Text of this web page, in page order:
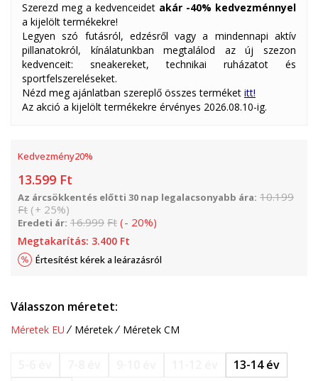
Szerezd meg a kedvenceidet akár -40% kedvezménnyel
a kijelölt termékekre!
Legyen szó futásról, edzésről vagy a mindennapi aktív
pillanatokról, kínálatunkban megtalálod az új szezon
kedvenceit: sneakereket, technikai ruházatot és
sportfelszereléseket.
Nézd meg ajánlatban szereplő összes terméket itt!
Az akció a kijelölt termékekre érvényes 2026.08.10-ig.
Kedvezmény20%
13.599 Ft
Az árcsökkentés előtti 30 nap legalacsonyabb ára: 10.199
Ft (+ 25%)
Eredeti ár: 16.999 Ft (- 20%)
Megtakarítás: 3.400 Ft
Értesítést kérek a leárazásról
Válasszon méretet:
Méretek EU Méretek Méretek CM
13-14 év